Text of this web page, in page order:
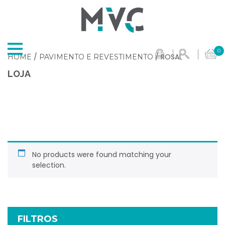
0
HOME / PAVIMENTO E REVESTIMENTO / ROSAL
LOJA
FILTROS
No products were found matching your
selection.